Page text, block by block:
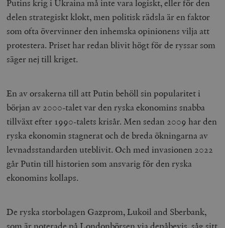
Putins krig i Ukraina må inte vara logiskt, eller för den
delen strategiskt klokt, men politisk rädsla är en faktor
som ofta övervinner den inhemska opinionens vilja att
protestera. Priset har redan blivit högt för de ryssar som
säger nej till kriget.
En av orsakerna till att Putin behöll sin popularitet i
början av 2000-talet var den ryska ekonomins snabba
tillväxt efter 1990-talets krisår. Men sedan 2009 har den
ryska ekonomin stagnerat och de breda ökningarna av
levnadsstandarden uteblivit. Och med invasionen 2022
går Putin till historien som ansvarig för den ryska
ekonomins kollaps.
De ryska storbolagen Gazprom, Lukoil and Sberbank,